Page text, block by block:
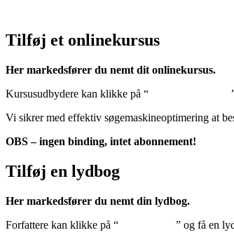
Tilføj et onlinekursus
Her markedsfører du nemt dit onlinekursus.
Kursusudbydere kan klikke på “
Vi sikrer med effektiv søgemaskineoptimering at
OBS – ingen binding, intet abonnement!
Tilføj en lydbog
Her markedsfører du nemt din lydbog.
Forfattere kan klikke på “
” og få en